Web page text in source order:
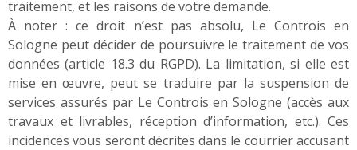
traitement, et les raisons de votre demande.
À noter : ce droit n’est pas absolu, Le Controis en
Sologne peut décider de poursuivre le traitement de vos
données (article 18.3 du RGPD). La limitation, si elle est
mise en œuvre, peut se traduire par la suspension de
services assurés par Le Controis en Sologne (accès aux
travaux et livrables, réception d’information, etc.). Ces
incidences vous seront décrites dans le courrier accusant